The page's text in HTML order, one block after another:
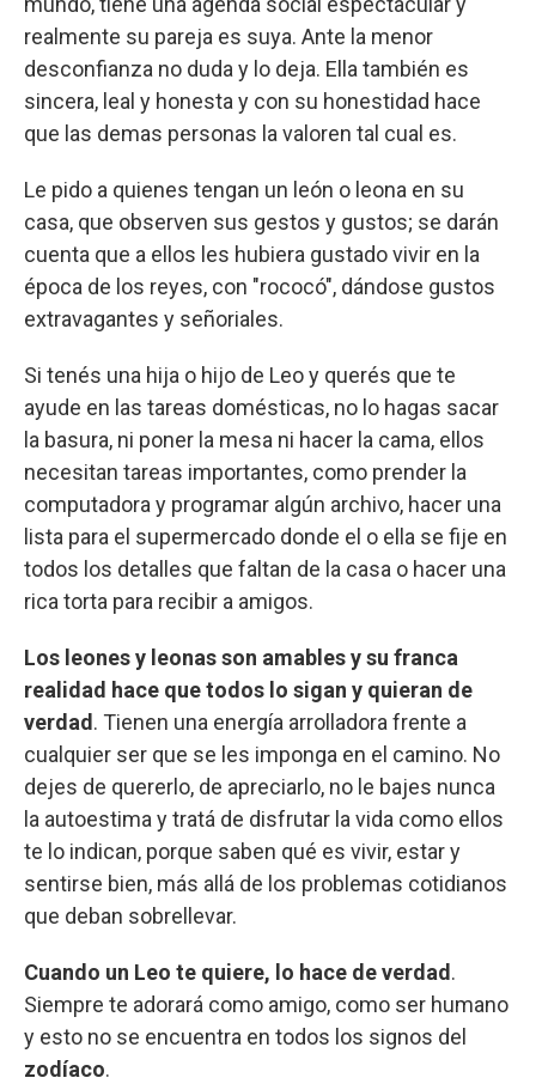
realmente su pareja es suya. Ante la menor
desconfianza no duda y lo deja. Ella también es
sincera, leal y honesta y con su honestidad hace
que las demas personas la valoren tal cual es.
Le pido a quienes tengan un león o leona en su
casa, que observen sus gestos y gustos; se darán
cuenta que a ellos les hubiera gustado vivir en la
época de los reyes, con "rococó", dándose gustos
extravagantes y señoriales.
Si tenés una hija o hijo de Leo y querés que te
ayude en las tareas domésticas, no lo hagas sacar
la basura, ni poner la mesa ni hacer la cama, ellos
necesitan tareas importantes, como prender la
computadora y programar algún archivo, hacer una
lista para el supermercado donde el o ella se fije en
todos los detalles que faltan de la casa o hacer una
rica torta para recibir a amigos.
Los leones y leonas son amables y su franca
realidad hace que todos lo sigan y quieran de
verdad. Tienen una energía arrolladora frente a
cualquier ser que se les imponga en el camino. No
dejes de quererlo, de apreciarlo, no le bajes nunca
la autoestima y tratá de disfrutar la vida como ellos
te lo indican, porque saben qué es vivir, estar y
sentirse bien, más allá de los problemas cotidianos
que deban sobrellevar.
Cuando un Leo te quiere, lo hace de verdad.
Siempre te adorará como amigo, como ser humano
y esto no se encuentra en todos los signos del
zodíaco.